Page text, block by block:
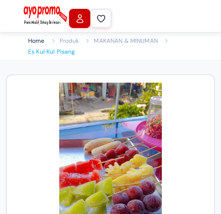
Home Produk
MAKANAN & MINUMAN
Es Kul Kul Pisang